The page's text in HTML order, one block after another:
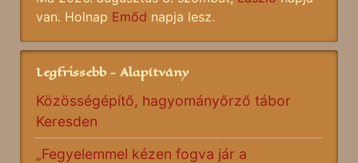
van. Holnap Emőd napja lesz.
Legfrissebb - Alapítvány
Közösségépítő, hagyományőrző tábor
Keresden
„Fegyelemmel kézen fogva jár a